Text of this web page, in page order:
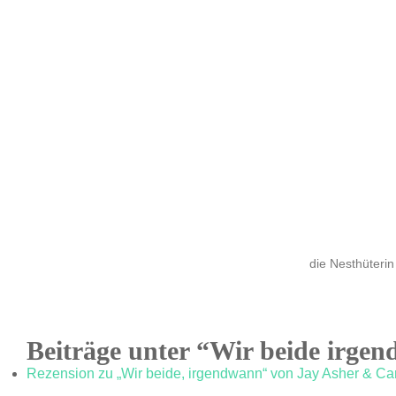
die Nesthüterin
Beiträge unter “Wir beide
Rezension zu „Wir beide, irgendwann“ von Jay Asher &